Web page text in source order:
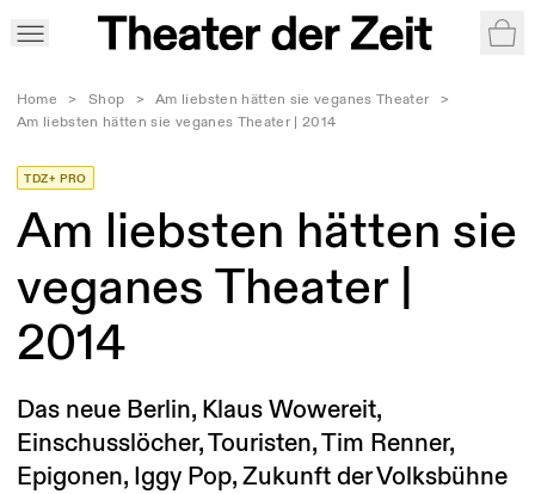
Home > Shop > Am liebsten hätten sie veganes Theater
>
Am liebsten hätten sie veganes Theater | 2014
TDZ+ PRO
Am liebsten hätten sie
veganes Theater |
2014
Das neue Berlin, Klaus Wowereit,
Einschusslöcher, Touristen, Tim Renner,
Epigonen, Iggy Pop, Zukunft der Volksbühne